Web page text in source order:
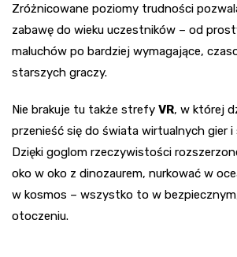
Zróżnicowane poziomy trudności
zabawę do wieku uczestników – od
maluchów po bardziej wymagające,
starszych graczy.
Nie brakuje tu także strefy VR, w której
przenieść się do świata wirtualnych gier
Dzięki goglom rzeczywistości
oko w oko z dinozaurem, nurkować w
w kosmos – wszystko to w
otoczeniu.